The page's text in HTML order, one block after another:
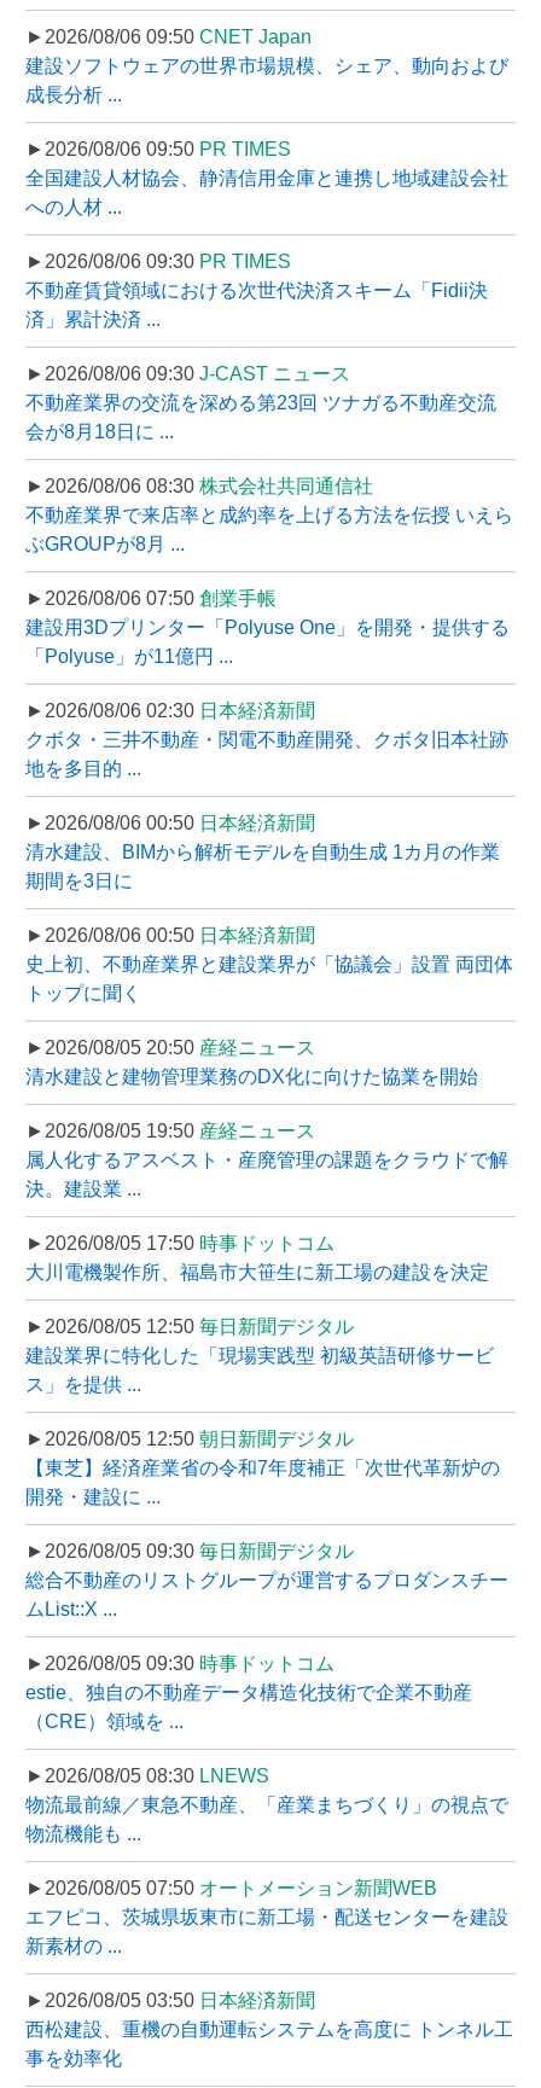
►2026/08/06 09:50 CNET Japan
建設ソフトウェアの世界市場規模、シェア、動向および
成長分析 ...
►2026/08/06 09:50 PR TIMES
全国建設人材協会、静清信用金庫と連携し地域建設会社
への人材 ...
►2026/08/06 09:30 PR TIMES
不動産賃貸領域における次世代決済スキーム「Fidii決
済」累計決済 ...
►2026/08/06 09:30 J-CAST ニュース
不動産業界の交流を深める第23回 ツナガる不動産交流
会が8月18日に ...
►2026/08/06 08:30 株式会社共同通信社
不動産業界で来店率と成約率を上げる方法を伝授 いえら
ぶGROUPが8月 ...
►2026/08/06 07:50 創業手帳
建設用3Dプリンター「Polyuse One」を開発・提供する
「Polyuse」が11億円 ...
►2026/08/06 02:30 日本経済新聞
クボタ・三井不動産・関電不動産開発、クボタ旧本社跡
地を多目的 ...
►2026/08/06 00:50 日本経済新聞
清水建設、BIMから解析モデルを自動生成 1カ月の作業
期間を3日に
►2026/08/06 00:50 日本経済新聞
史上初、不動産業界と建設業界が「協議会」設置 両団体
トップに聞く
►2026/08/05 20:50 産経ニュース
清水建設と建物管理業務のDX化に向けた協業を開始
►2026/08/05 19:50 産経ニュース
属人化するアスベスト・産廃管理の課題をクラウドで解
決。建設業 ...
►2026/08/05 17:50 時事ドットコム
大川電機製作所、福島市大笹生に新工場の建設を決定
►2026/08/05 12:50 毎日新聞デジタル
建設業界に特化した「現場実践型 初級英語研修サービ
ス」を提供 ...
►2026/08/05 12:50 朝日新聞デジタル
【東芝】経済産業省の令和7年度補正「次世代革新炉の
開発・建設に ...
►2026/08/05 09:30 毎日新聞デジタル
総合不動産のリストグループが運営するプロダンスチー
ムList::X ...
►2026/08/05 09:30 時事ドットコム
estie、独自の不動産データ構造化技術で企業不動産
（CRE）領域を ...
►2026/08/05 08:30 LNEWS
物流最前線／東急不動産、「産業まちづくり」の視点で
物流機能も ...
►2026/08/05 07:50 オートメーション新聞WEB
エフピコ、茨城県坂東市に新工場・配送センターを建設
新素材の ...
►2026/08/05 03:50 日本経済新聞
西松建設、重機の自動運転システムを高度に トンネル工
事を効率化